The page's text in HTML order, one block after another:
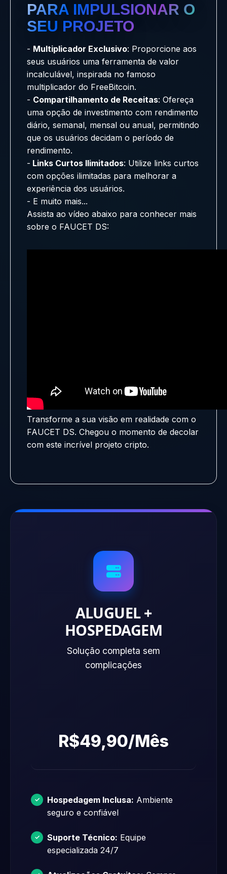
PARA IMPULSIONAR O
SEU PROJETO
- Multiplicador Exclusivo: Proporcione aos
seus usuários uma ferramenta de valor
incalculável, inspirada no famoso
multiplicador do FreeBitcoin.
- Compartilhamento de Receitas: Ofereça
uma opção de investimento com rendimento
diário, semanal, mensal ou anual, permitindo
que os usuários decidam o período de
rendimento.
- Links Curtos Ilimitados: Utilize links curtos
com opções ilimitadas para melhorar a
experiência dos usuários.
- E muito mais...
Assista ao vídeo abaixo para conhecer mais
sobre o FAUCET DS:
Transforme a sua visão em realidade com o
FAUCET DS. Chegou o momento de decolar
com este incrível projeto cripto.
ALUGUEL +
HOSPEDAGEM
Solução completa sem
complicações
R$49,90/Mês
Hospedagem Inclusa: Ambiente
seguro e confiável
Suporte Técnico: Equipe
especializada 24/7